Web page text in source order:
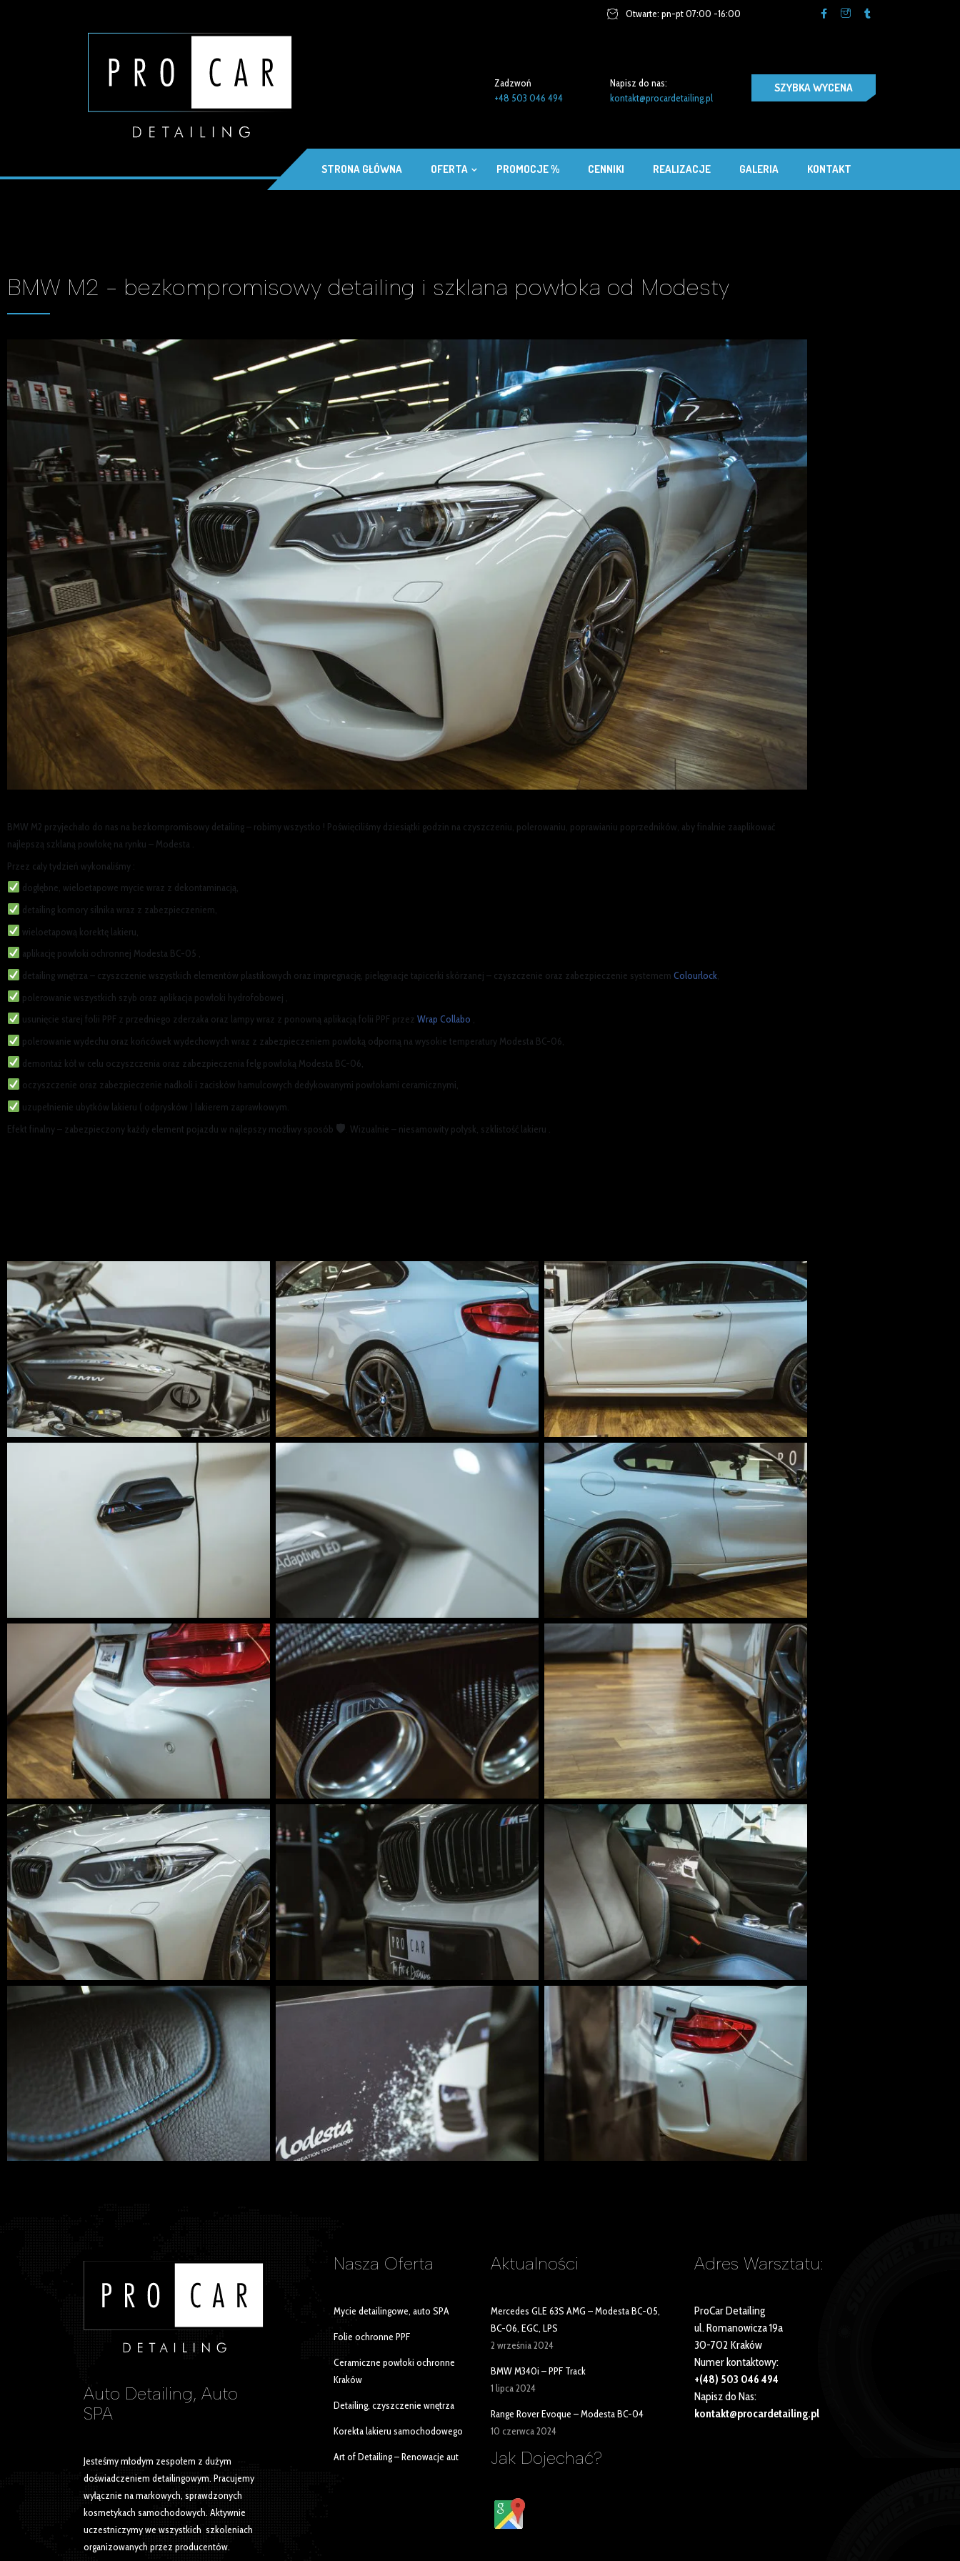
Otwarte: pn-pt 07:00 -16:00
Zadzwoń
+48 503 046 494
Napisz do nas:
kontakt@procardetailing.pl
SZYBKA WYCENA
STRONA GŁÓWNA OFERTA PROMOCJE % CENNIKI REALIZACJE GALERIA KONTAKT
BMW M2 - bezkompromisowy detailing i szklana powłoka od Modesty
BMW M2 przyjechało do nas na bezkompromisowy detailing – robimy wszystko ! Poświęciliśmy dziesiątki godzin na czyszczeniu, polerowaniu, poprawianiu poprzedników, aby finalnie zaaplikować
najlepszą szklaną powłokę na rynku – Modesta .
Przez cały tydzień wykonaliśmy :
dogłębne, wieloetapowe mycie wraz z dekontaminacją,
detailing komory silnika wraz z zabezpieczeniem,
wieloetapową korektę lakieru,
aplikację powłoki ochronnej Modesta BC-05 ,
detailing wnętrza – czyszczenie wszystkich elementów plastikowych oraz impregnację, pielęgnacje tapicerki skórzanej – czyszczenie oraz zabezpieczenie systememColourlock,
polerowanie wszystkich szyb oraz aplikacja powłoki hydrofobowej ,
usunięcie starej folii PPF z przedniego zderzaka oraz lampy wraz z ponowną aplikacją folii PPF przezWrap Collabo ,
polerowanie wydechu oraz końcówek wydechowych wraz z zabezpieczeniem powłoką odporną na wysokie temperatury Modesta BC-06,
demontaż kół w celu oczyszczenia oraz zabezpieczenia felg powłoką Modesta BC-06,
oczyszczenie oraz zabezpieczenie nadkoli i zacisków hamulcowych dedykowanymi powłokami ceramicznymi,
uzupełnienie ubytków lakieru ( odprysków ) lakierem zaprawkowym.
Efekt finalny – zabezpieczony każdy element pojazdu w najlepszy możliwy sposób 🛡. Wizualnie – niesamowity połysk, szklistość lakieru .
Auto Detailing, Auto
SPA
Jesteśmy młodym zespołem z dużym
doświadczeniem detailingowym. Pracujemy
wyłącznie na markowych, sprawdzonych
kosmetykach samochodowych. Aktywnie
uczestniczymy we wszystkich szkoleniach
organizowanych przez producentów.
Nasza Oferta
Mycie detailingowe, auto SPA
Folie ochronne PPF
Ceramiczne powłoki ochronne
Kraków
Detailing, czyszczenie wnętrza
Korekta lakieru samochodowego
Art of Detailing – Renowacje aut
Aktualności
Mercedes GLE 63S AMG – Modesta BC-05,
BC-06, EGC, LPS
2 września 2024
BMW M340i – PPF Track
1 lipca 2024
Range Rover Evoque – Modesta BC-04
10 czerwca 2024
Jak Dojechać?
Adres Warsztatu:
ProCar Detailing
ul. Romanowicza 19a
30-702 Kraków
Numer kontaktowy:
+(48) 503 046 494
Napisz do Nas:
kontakt@procardetailing.pl